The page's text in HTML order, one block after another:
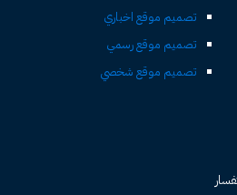
تصميم موقع اخباري
تصميم موقع رسمي
تصميم موقع شخصي